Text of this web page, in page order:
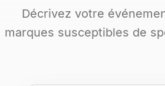
Décrivez votre
marques susceptibles de